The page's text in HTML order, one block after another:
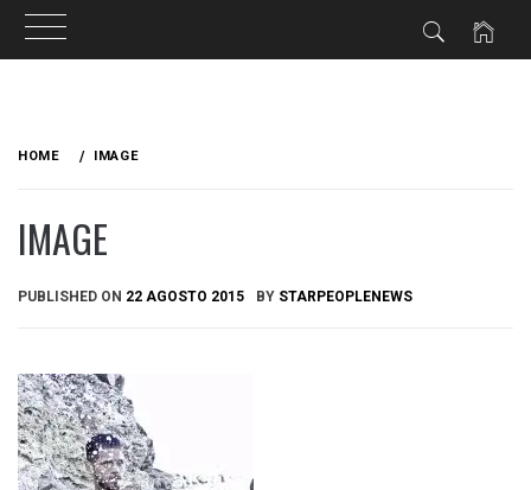
HOME IMAGE
IMAGE
PUBLISHED ON 22 AGOSTO 2015 BY STARPEOPLENEWS